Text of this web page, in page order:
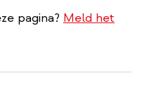
pagina? Meld het